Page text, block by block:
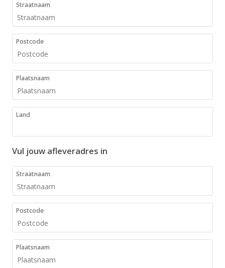
Straatnaam
Postcode
Plaatsnaam
Land
Vul jouw afleveradres in
Straatnaam
Postcode
Plaatsnaam